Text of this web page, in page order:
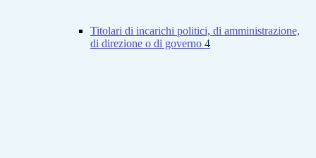
Titolari di incarichi politici, di amministrazione,
di direzione o di governo 4